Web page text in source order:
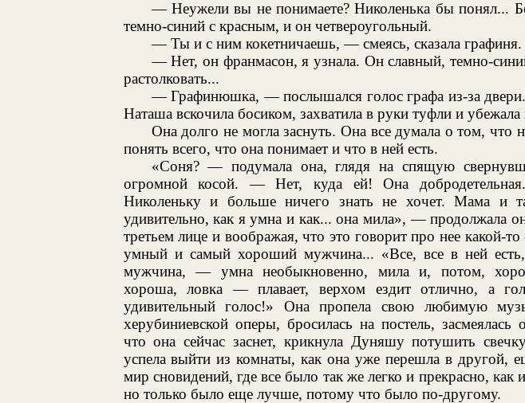
— Неужели вы не понимаете? Николенька бы понял...
темно-синий с красным, и он четвероугольный.
— Ты и с ним кокетничаешь, — смеясь, сказала графиня.
— Нет, он франмасон, я узнала. Он славный, темно-
растолковать...
— Графинюшка, — послышался голос графа из-за
Наташа вскочила босиком, захватила в руки туфли и
Она долго не могла заснуть. Она все думала о том, что
понять всего, что она понимает и что в ней есть.
«Соня? — подумала она, глядя на спящую
огромной косой. — Нет, куда ей! Она
Николеньку и больше ничего знать не хочет. Мама и
удивительно, как я умна и как... она мила», — продолжала
третьем лице и воображая, что это говорит про нее какой-
умный и самый хороший мужчина... «Все, все в ней
мужчина, — умна необыкновенно, мила и, потом,
хороша, ловка — плавает, верхом ездит отлично, а
удивительный голос!» Она пропела свою любимую
херубиниевской оперы, бросилась на постель, засмеялась
что она сейчас заснет, крикнула Дуняшу потушить
успела выйти из комнаты, как она уже перешла в другой,
мир сновидений, где все было так же легко и прекрасно, как
но только было еще лучше, потому что было по-другому.